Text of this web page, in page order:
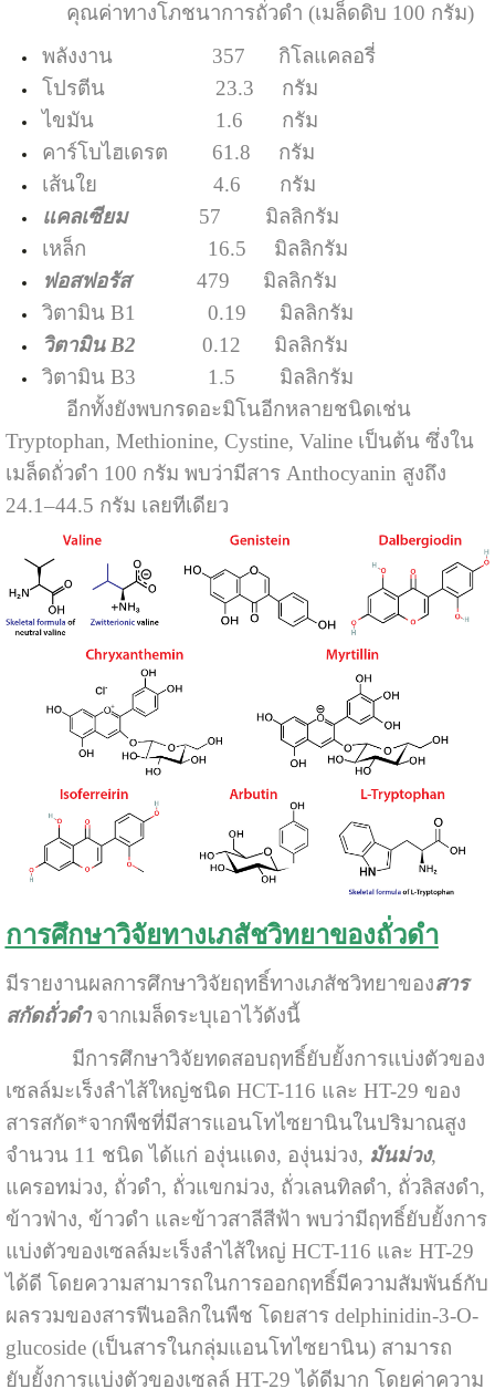
คุณค่าทางโภชนาการถั่วดำ (เมล็ดดิบ 100 กรัม)
พลังงาน 357 กิโลแคลอรี่
โปรตีน 23.3 กรัม
ไขมัน 1.6 กรัม
คาร์โบไฮเดรต 61.8 กรัม
เส้นใย 4.6 กรัม
แคลเซียม57 มิลลิกรัม
เหล็ก 16.5 มิลลิกรัม
ฟอสฟอรัส479 มิลลิกรัม
วิตามิน B1 0.19 มิลลิกรัม
วิตามิน B2 0.12 มิลลิกรัม
วิตามิน B3 1.5 มิลลิกรัม
อีกทั้งยังพบกรดอะมิโนอีกหลายชนิดเช่น
Tryptophan, Methionine, Cystine, Valine เป็นต้น ซึ่งใน
เมล็ดถั่วดำ 100 กรัม พบว่ามีสาร Anthocyanin สูงถึง
24.1–44.5 กรัม เลยทีเดียว
การศึกษาวิจัยทางเภสัชวิทยาของถั่วดำ
มีรายงานผลการศึกษาวิจัยฤทธิ์ทางเภสัชวิทยาของสาร
สกัดถั่วดำ จากเมล็ดระบุเอาไว้ดังนี้
มีการศึกษาวิจัยทดสอบฤทธิ์ยับยั้งการแบ่งตัวของ
เซลล์มะเร็งลำไส้ใหญ่ชนิด HCT-116 และ HT-29 ของ
สารสกัด*จากพืชที่มีสารแอนโทไซยานินในปริมาณสูง
จำนวน 11 ชนิด ได้แก่ องุ่นแดง, องุ่นม่วง, มันม่วง,
แครอทม่วง, ถั่วดำ, ถั่วแขกม่วง, ถั่วเลนทิลดำ, ถั่วลิสงดำ,
ข้าวฟ่าง, ข้าวดำ และข้าวสาลีสีฟ้า พบว่ามีฤทธิ์ยับยั้งการ
แบ่งตัวของเซลล์มะเร็งลำไส้ใหญ่ HCT-116 และ HT-29
ได้ดี โดยความสามารถในการออกฤทธิ์มีความสัมพันธ์กับ
ผลรวมของสารฟีนอลิกในพืช โดยสาร delphinidin-3-O-
glucoside (เป็นสารในกลุ่มแอนโทไซยานิน) สามารถ
ยับยั้งการแบ่งตัวของเซลล์ HT-29 ได้ดีมาก โดยค่าความ